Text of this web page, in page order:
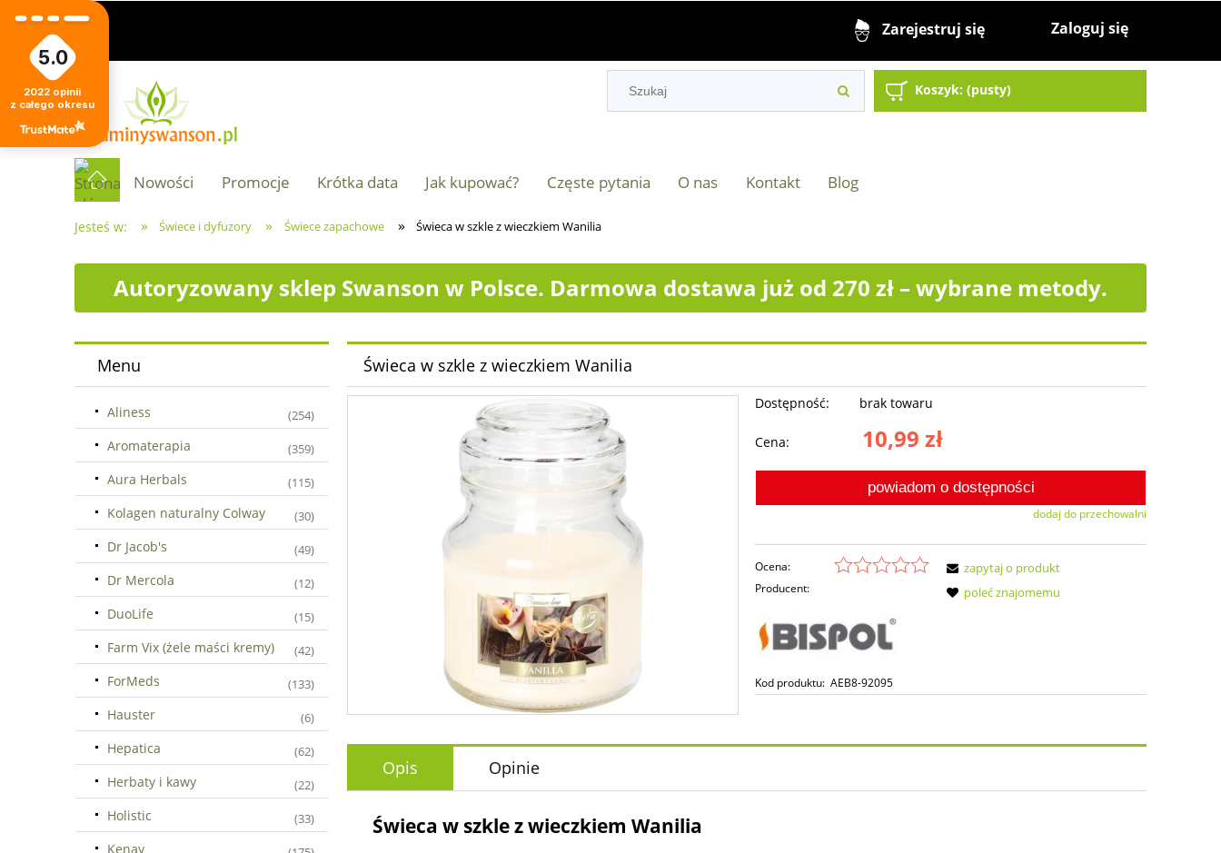
Zarejestruj się Zaloguj się
Koszyk: (pusty)
Nowości Promocje Krótka data Jak kupować? Częste pytania O nas Kontakt Blog
Jesteś w: » Świece i dyfuzory » Świece zapachowe » Świeca w szkle z wieczkiem Wanilia
Autoryzowany sklep Swanson w Polsce. Darmowa dostawa już od 270 zł – wybrane metody.
Menu
Aliness (254)
Aromaterapia (359)
Aura Herbals (115)
Kolagen naturalny Colway (30)
Dr Jacob's (49)
Dr Mercola (12)
DuoLife (15)
Farm Vix (żele maści kremy) (42)
ForMeds (133)
Hauster (6)
Hepatica (62)
Herbaty i kawy (22)
Holistic (33)
Kenay
Świeca w szkle z wieczkiem Wanilia
Dostępność: brak towaru
Cena: 10,99 zł
powiadom o dostępności
dodaj do przechowalni
Ocena:
Producent:
Kod produktu: AEB8-92095
zapytaj o produkt
poleć znajomemu
Opis Opinie
Świeca w szkle z wieczkiem Wanilia
5.0
2022 opinii
z całego okresu